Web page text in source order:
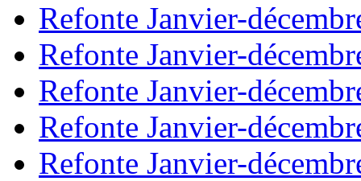
Refonte Janvier-
Refonte Janvier-
Refonte Janvier-
Refonte Janvier-
Refonte Janvier-